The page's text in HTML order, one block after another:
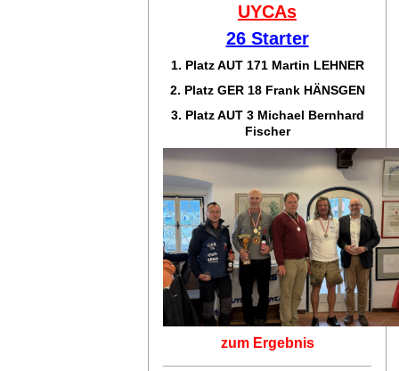
UYCAs
26 Starter
1. Platz AUT 171 Martin LEHNER
2. Platz GER 18 Frank HÄNSGEN
3. Platz AUT 3 Michael Bernhard
Fischer
zum Ergebnis